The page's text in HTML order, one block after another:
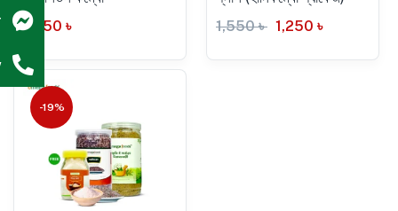
1,450 ৳ 1,550৳ 1,250 ৳
-19%